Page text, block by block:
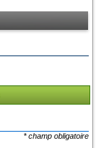
* champ obligatoire